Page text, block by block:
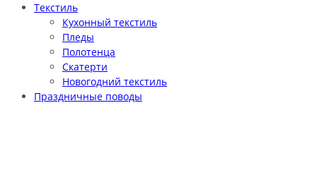
Текстиль
Кухонный текстиль
Пледы
Полотенца
Скатерти
Новогодний текстиль
Праздничные поводы